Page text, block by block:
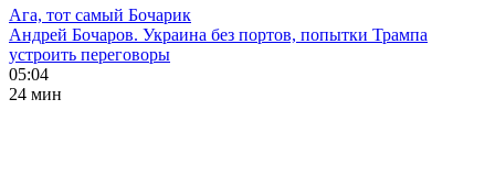
Ага, тот самый Бочарик
Андрей Бочаров. Украина без портов, попытки Трампа
устроить переговоры
05:04
24 мин